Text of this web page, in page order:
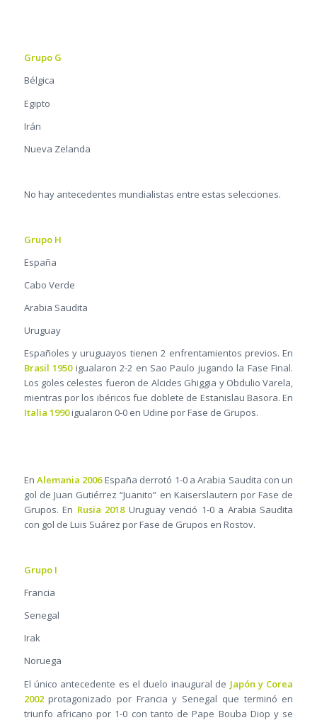
Grupo G
Bélgica
Egipto
Irán
Nueva Zelanda
No hay antecedentes mundialistas entre estas selecciones.
Grupo H
España
Cabo Verde
Arabia Saudita
Uruguay
Españoles y uruguayos tienen 2 enfrentamientos previos. En
Brasil 1950igualaron 2-2 en Sao Paulo jugando la Fase Final.
Los goles celestes fueron de Alcides Ghiggia y Obdulio Varela,
mientras por los ibéricos fue doblete de Estanislau Basora. En
Italia 1990igualaron 0-0 en Udine por Fase de Grupos.
En Alemania 2006España derrotó 1-0 a Arabia Saudita con un
gol de Juan Gutiérrez “Juanito” en Kaiserslautern por Fase de
Grupos. En Rusia 2018Uruguay venció 1-0 a Arabia Saudita
con gol de Luis Suárez por Fase de Grupos en Rostov.
Grupo I
Francia
Senegal
Irak
Noruega
El único antecedente es el duelo inaugural de Japón y Corea
2002protagonizado por Francia y Senegal que terminó en
triunfo africano por 1-0 con tanto de Pape Bouba Diop y se